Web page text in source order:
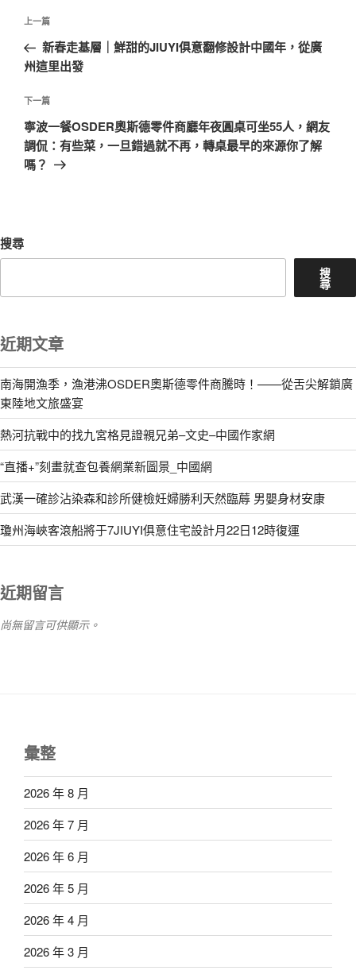
文
導
覽
上
一
篇
章
上一篇
新春走基層｜鮮甜的JIUYI俱意翻修設計中國年，從廣
州這里出發
下
一
篇
文
下一篇
寧波一餐OSDER奧斯德零件商廳年夜圓桌可坐55人，網友
調侃：有些菜，一旦錯過就不再，轉桌最早的來源你了解
嗎？
搜尋
搜
尋
近期文章
南海開漁季，漁港沸OSDER奧斯德零件商騰時！——從舌尖解鎖廣
東陸地文旅盛宴
熱河抗戰中的找九宮格見證親兄弟–文史–中國作家網
“直播+”刻畫就查包養網業新圖景_中國網
武漢一確診沾染森和診所健檢妊婦勝利天然臨蓐 男嬰身材安康
瓊州海峽客滾船將于7JIUYI俱意住宅設計月22日12時復運
近期留言
尚無留言可供顯示。
彙整
2026 年 8 月
2026 年 7 月
2026 年 6 月
2026 年 5 月
2026 年 4 月
2026 年 3 月